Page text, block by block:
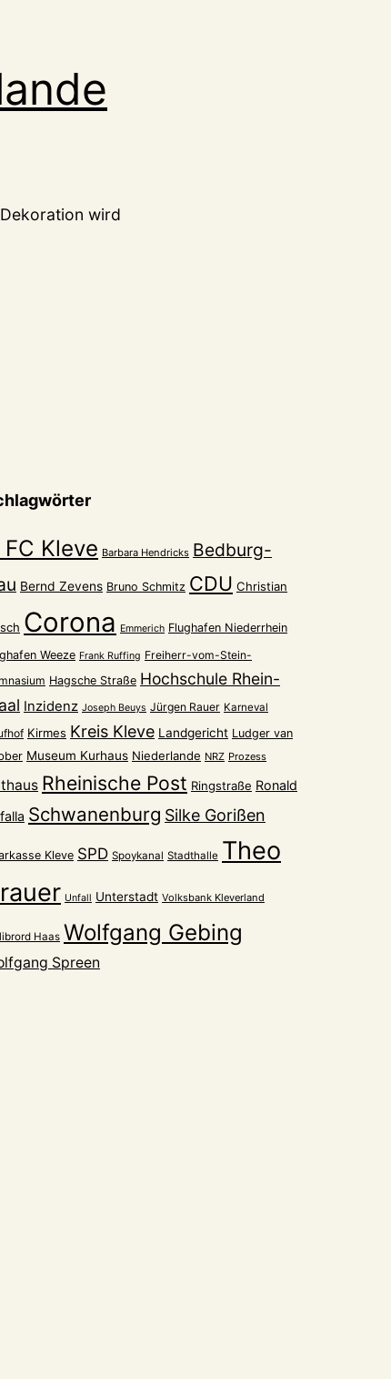
wird
FC Kleve Barbara Hendricks Bedburg-
Bernd Zevens Bruno Schmitz CDU Christian
Corona Emmerich Flughafen Niederrhein
Weeze Frank Ruffing Freiherr-vom-Stein-
Hagsche Straße Hochschule Rhein-
Inzidenz Joseph Beuys Jürgen Rauer Karneval
Kirmes Kreis Kleve Landgericht Ludger van
Museum Kurhaus Niederlande NRZ Prozess
Rheinische Post Ringstraße Ronald
Schwanenburg Silke Gorißen
Kleve SPD Spoykanal Stadthalle Theo
Unfall Unterstadt Volksbank Kleverland
Haas Wolfgang Gebing
Spreen